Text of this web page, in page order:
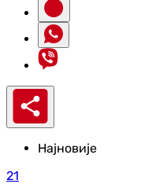
Најновије
21